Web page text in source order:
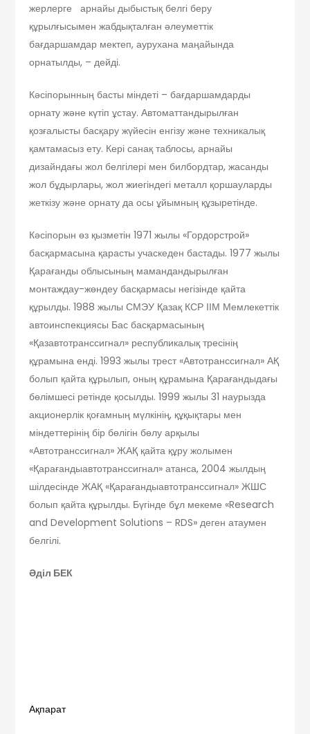
жерлерге арнайы дыбыстық белгі беру
құрылғысымен жабдықталған әлеуметтік
бағдаршамдар мектеп, аурухана маңайында
орнатылды, – дейді.
Кәсіпорынның басты міндеті – бағдаршамдарды
орнату және күтіп ұстау. Автоматтандырылған
қозғалыс­ты басқару жүйесін енгізу және техникалық
қамтамасыз ету. Кері санақ таблосы, арнайы
дизайндағы жол белгілері мен билбордтар, жасанды
жол бұдырлары, жол жиегіндегі металл қоршауларды
жеткізу және орнату да осы ұйымның құзыретінде.
Кәсіпорын өз қызметін 1971 жылы «Гордорстрой»
басқармасына қарас­ты учаскеден бастады. 1977 жылы
Қа­рағанды облысының мамандандырылған
монтаждау-жөндеу басқармасы негізінде қайта
құрылды. 1988 жылы СМЭУ Қазақ КСР ІІМ Мемлекеттік
автоинспекциясы Бас басқармасының
«Қазавтотранссигнал» республикалық тресінің
құрамына енді. 1993 жылы трест «Автотранссигнал» АҚ
болып қайта құрылып, оның құрамына Қарағандыдағы
бөлімшесі ретінде қосылды. 1999 жылы 31 наурызда
акционерлік қоғамның мүлкінің, құқықтары мен
міндеттерінің бір бөлігін бөлу арқылы
«Автотранссигнал» ЖАҚ қайта құру жолымен
«Қарағандыавтотранссигнал» атанса, 2004 жылдың
шілдесінде ЖАҚ «Қарағандыавтотранссигнал» ЖШС
болып қайта құрылды. Бүгінде бұл мекеме «Research
and Development Solutions – RDS» деген атаумен
белгілі.
Әділ БЕК
Ақпарат